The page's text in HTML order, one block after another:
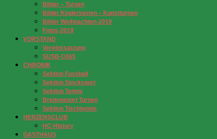
Bilder – Turnen
Bilder Kinderturnen – Kunstturnen
Bilder Weihnachten-2019
Fotos-2019
VORSTAND
Vereinssatzung
SUSB-O365
CHRONIK
Sektion Fussball
Sektion Stocksport
Sektion Tennis
Breitensport Turnen
Sektion Tischtennis
HERZENSCLUB
HC-History
GASTHAUS